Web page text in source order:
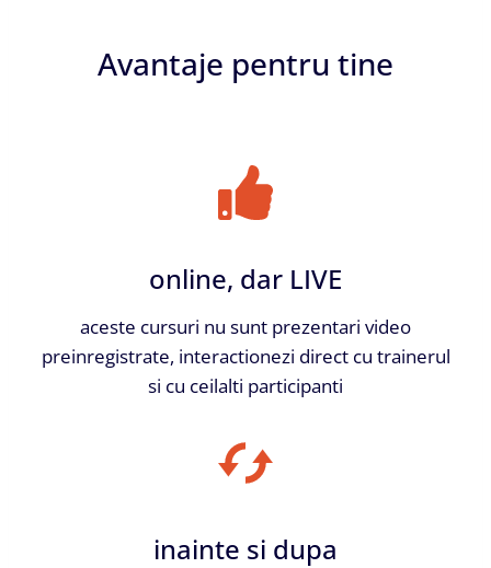
Avantaje pentru tine
online, dar LIVE
aceste cursuri nu sunt prezentari video
preinregistrate, interactionezi direct cu trainerul
si cu ceilalti participanti
inainte si dupa